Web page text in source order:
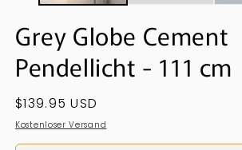
Grey Globe Cement
Pendellicht - 111 cm
Regulärer
Preis
$139.95 USD
Kostenloser Versand